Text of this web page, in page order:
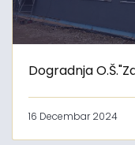
Dogradnja
16 Decembar 2024